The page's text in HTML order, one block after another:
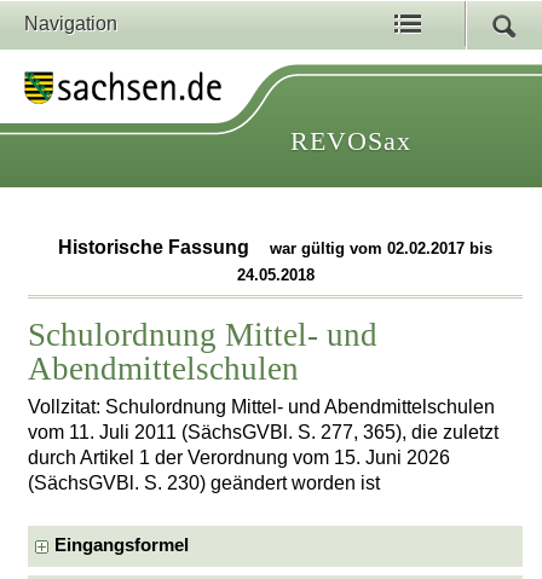
Navigation
REVOSax
Historische Fassung
war gültig vom 02.02.2017 bis
24.05.2018
Schulordnung Mittel- und
Abendmittelschulen
Vollzitat: Schulordnung Mittel- und Abendmittelschulen
vom 11. Juli 2011 (SächsGVBl. S. 277, 365), die zuletzt
durch Artikel 1 der Verordnung vom 15. Juni 2026
(SächsGVBl. S. 230) geändert worden ist
Eingangsformel